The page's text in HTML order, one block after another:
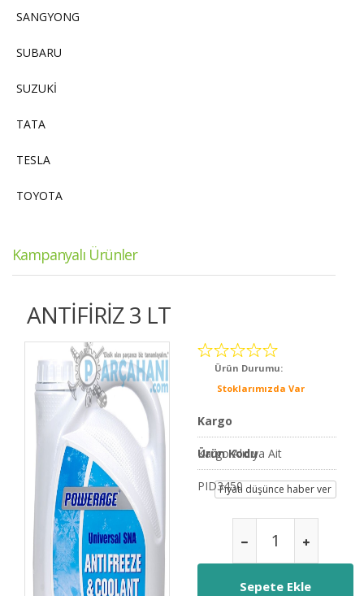
SANGYONG
SUBARU
SUZUKİ
TATA
TESLA
TOYOTA
Kampanyalı Ürünler
ANTİFİRİZ 3 LT
Ürün Durumu:
Stoklarımızda Var
Kargo
Kargo Alıcıya Ait
Ürün Kodu
PID3450Fiyatı düşünce haber ver